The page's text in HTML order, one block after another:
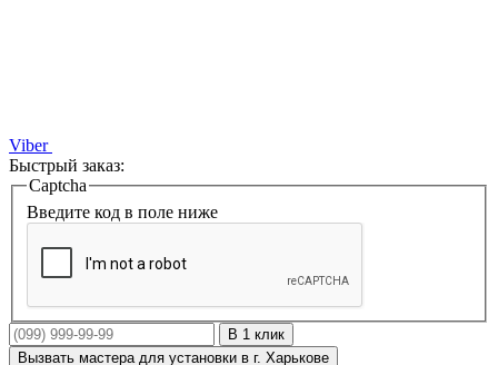
Viber
Быстрый заказ:
Captcha
Введите код в поле ниже
В 1 клик
Вызвать мастера для установки в г. Харькове